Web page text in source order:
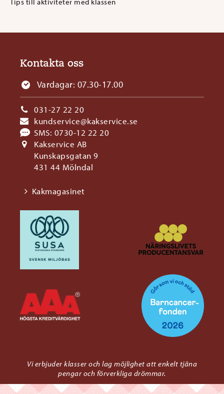
Kontakta oss
Vardagar: 07.30-17.00
Kakmagasinet
031-27 22 20
kundservice@kakservice.se
SMS: 0730-12 22 20
Kakservice AB
Kunskapsgatan 9
431 44 Mölndal
Vi erbjuder klasser och lag möjlighet att enkelt tjäna
pengar och förverkliga drömmar.